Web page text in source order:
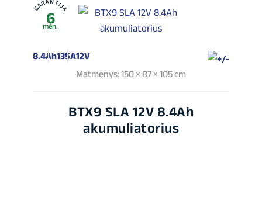
GARANTIJA
6
mėn.
8.4Ah135A12V
Matmenys: 150 × 87 × 105 cm
BTX9 SLA 12V 8.4Ah
akumuliatorius